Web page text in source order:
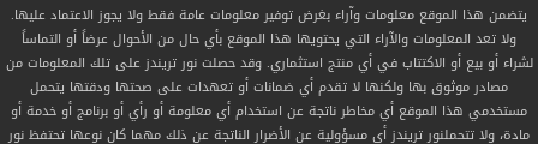
يتضمن هذا الموقع معلومات وآراء بغرض توفير معلومات عامة فقط ولا يجوز الاعتماد عليها.
ولا تعد المعلومات والآراء التي يحتويها هذا الموقع بأي حال من الأحوال عرضاً أو التماساً
لشراء أو بيع أو الاكتتاب في أي منتج استثماري. وقد حصلت نور تريندز على تلك المعلومات من
مصادر موثوق بها ولكنها لا تقدم أي ضمانات أو تعهدات على صحتها ودقتها يتحمل
مستخدمي هذا الموقع أي مخاطر ناتجة عن استخدام أي معلومة أو رأي أو برنامج أو خدمة أو
مادة، ولا تتحملنور تريندز أي مسؤولية عن الأضرار الناتجة عن ذلك مهما كان نوعها تحتفظ نور